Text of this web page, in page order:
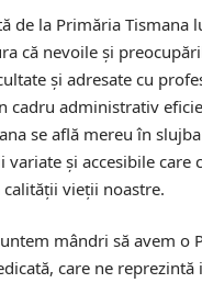
de la Primăria Tismana
că nevoile și
și adresate cu
cadru administrativ
se află mereu în
variate și accesibile care
vieții noastre.
mândri să avem o
care ne reprezintă